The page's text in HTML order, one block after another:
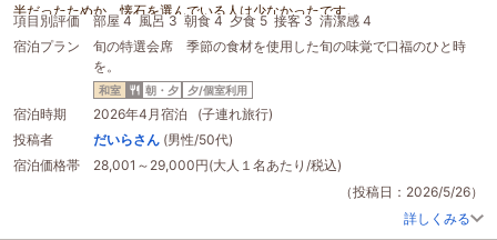
半だったためか、懐石を選んでいる人は少なかったです。
良かった点
・通常より1ランク上の懐石料理にしたが、味がよく量も多く、初懐石の中学
生も満足でした。
・お湯の泉質、湯船の数が多いのが良い。
・地下2階の露天風呂（宿泊時は入れ替えで女子は夜・男子は朝）が広々とし
ていて開放感があり、泉質の異なる浴槽が複数あるのがよい。
悪かった点
・到着時は10台くらいの車列が道路にできていた。帰りは更に混雑がひどく回
・温泉の入れ替え時の満足度の差が大きい。男性の夜側は、地下1階の内湯
と、そこから繋がっている地下2階の半露天？（天井が高いものの屋根があ
項目別評価 部屋 4 風呂 3 朝食 4 夕食 5 接客 3 清潔感 4
宿泊プラン
旬の特選会席 季節の食材を使用した旬の味覚で口福のひと時
を。
和室 朝・夕 夕/個室利用
宿泊時期
2026年4月宿泊 (子連れ旅行)
投稿者
だいらさん (男性/50代)
宿泊価格帯
28,001～29,000円(大人１名あたり/税込)
（投稿日：2026/5/26）
詳しくみる